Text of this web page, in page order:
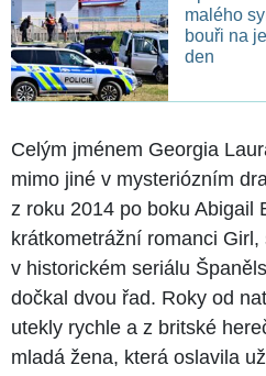
malého
bouři na
den
Celým jménem Georgia
mimo jiné v mysteriózním
z roku 2014 po boku Abigail
krátkometrážní romanci
v historickém seriálu
dočkal dvou řad. Roky od
utekly rychle a z britské
mladá žena, která oslavila